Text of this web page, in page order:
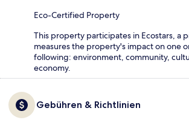
Eco-Certified Property
This property participates in Ecostars, a
measures the property's impact on one
following: environment, community,
economy.
Gebühren & Richtlinien